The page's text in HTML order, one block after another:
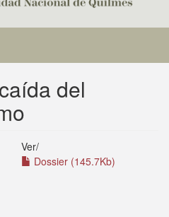
del
Ver/
Dossier (145.7Kb)